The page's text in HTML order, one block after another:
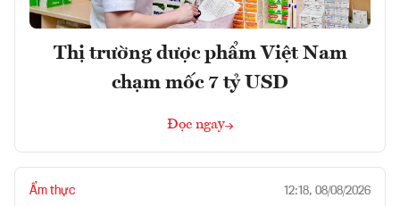
Thị trường dược phẩm Việt Nam
chạm mốc 7 tỷ USD
Đọc ngay
Ẩm thực 12:18, 08/08/2026